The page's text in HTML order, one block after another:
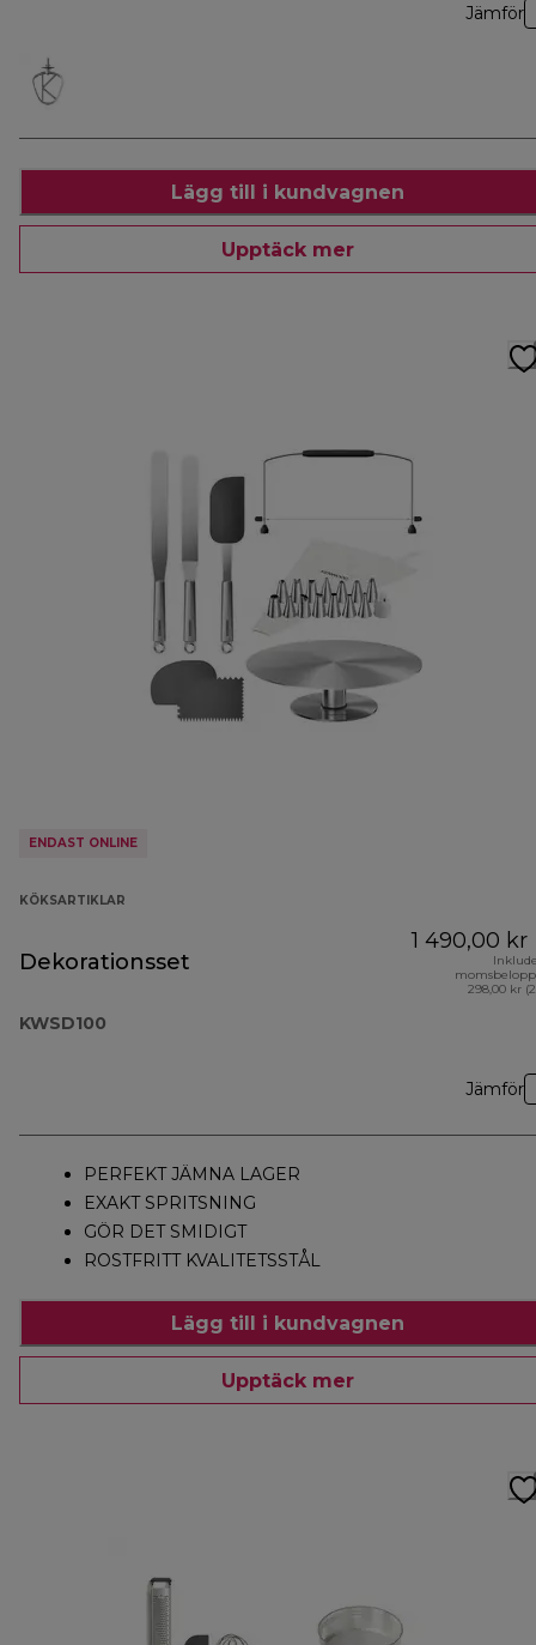
Jämför
Lägg till i kundvagnen
Upptäck mer
ENDAST ONLINE
KÖKSARTIKLAR
Dekorationsset
KWSD100
1 490,00 kr
298,00 kr
Jämför
PERFEKT JÄMNA LAGER
EXAKT SPRITSNING
GÖR DET SMIDIGT
ROSTFRITT KVALITETSSTÅL
Lägg till i kundvagnen
Upptäck mer